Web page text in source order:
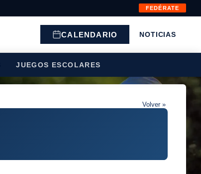
FEDÉRATE
CALENDARIO NOTICIAS
JUEGOS ESCOLARES
Volver »